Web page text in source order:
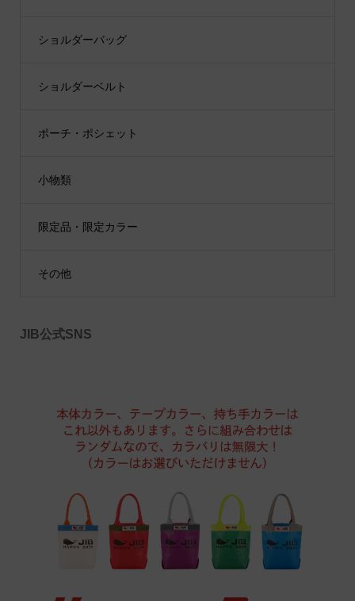
ショルダーバッグ
ショルダーベルト
ポーチ・ポシェット
小物類
限定品・限定カラー
その他
JIB公式SNS